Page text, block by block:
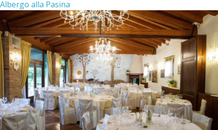
Albergo alla Pasina